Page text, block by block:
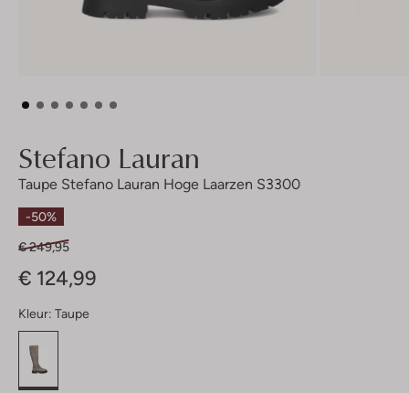
Stefano Lauran
Taupe Stefano Lauran Hoge Laarzen S3300
-50%
€ 249,95
€ 124,99
Kleur: Taupe